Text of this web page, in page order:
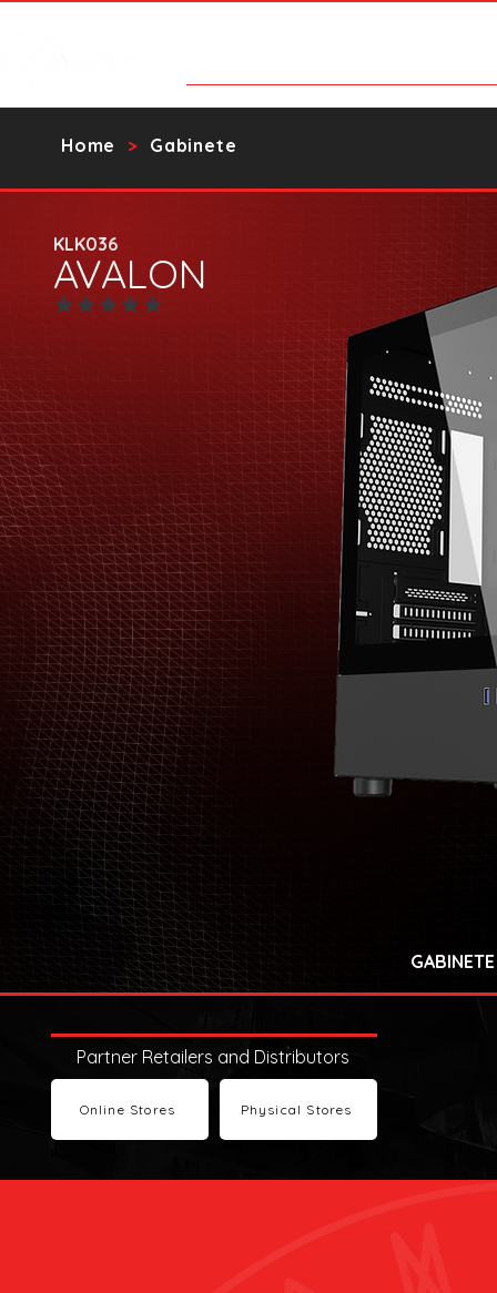
>
Home Gabinete
AVALON
No ratings yet
KLK036
Partner Retailers and Distributors
Online Stores Physical Stores